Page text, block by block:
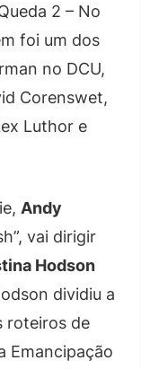
2 – No
foi um dos
no DCU,
Corenswet,
Luthor e
Andy
vai dirigir
Hodson
dividiu a
roteiros de
Emancipação